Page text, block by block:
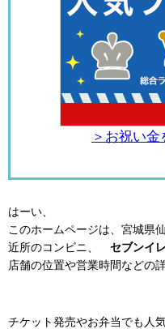
＞お祝い金
はーい、
このホームページは、宮城県
近所のコンビニ、 セブンイ
店舗の位置や営業時間などの
チケット発売やお弁当でも人